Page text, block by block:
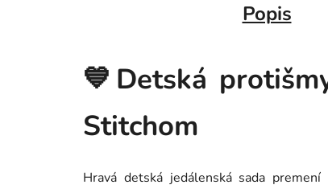
Popis
💙Detská
Stitchom
Hravá detská jedálenská sada